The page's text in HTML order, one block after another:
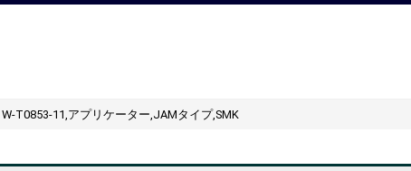
W-T0853-11,アプリケーター,JAMタイプ,SMK